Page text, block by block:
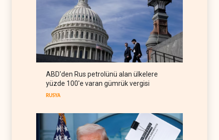
İRAN 09 Ağustos 2026
Nüceba Hareketi: Suudi
rejimiyle uzlaşma yok,
misilleme var
IRAK 09 Ağustos 2026
The Guardian: Trump’ın İran
stratejisi alay konusu oldu
ABD'den Rus petrolünü alan ülkelere
yüzde 100'e varan gümrük vergisi
RUSYA